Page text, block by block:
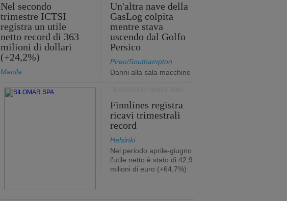
Nel secondo
trimestre ICTSI
registra un utile
netto record di 363
milioni di dollari
(+24,2%)
Manila
Un'altra nave della
GasLog colpita
mentre stava
uscendo dal Golfo
Persico
Pireo/Southampton
Danni alla sala macchine
Finnlines registra
ricavi trimestrali
record
Helsinki
Nel periodo aprile-giugno
l'utile netto è stato di 42,9
milioni di euro (+64,7%)